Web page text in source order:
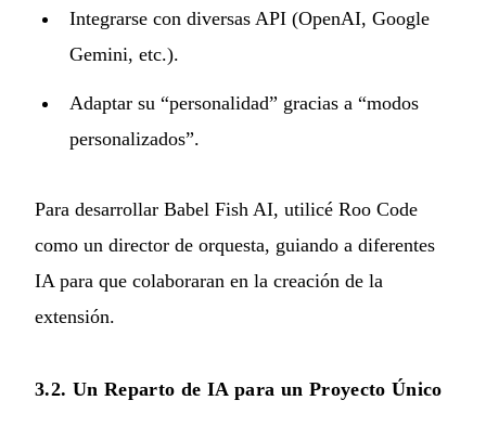
Integrarse con diversas API (OpenAI, Google
Gemini, etc.).
Adaptar su “personalidad” gracias a “modos
personalizados”.
Para desarrollar Babel Fish AI, utilicé Roo Code
como un director de orquesta, guiando a diferentes
IA para que colaboraran en la creación de la
extensión.
3.2. Un Reparto de IA para un Proyecto Único